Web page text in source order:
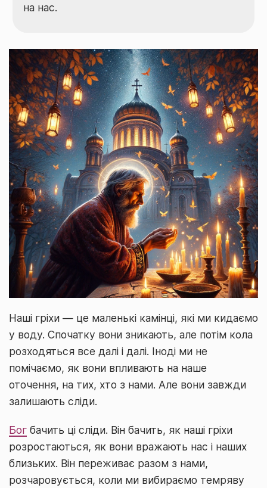
на нас.
Наші гріхи — це маленькі камінці, які ми кидаємо
у воду. Спочатку вони зникають, але потім кола
розходяться все далі і далі. Іноді ми не
помічаємо, як вони впливають на наше
оточення, на тих, хто з нами. Але вони завжди
залишають сліди.
Бог бачить ці сліди. Він бачить, як наші гріхи
розростаються, як вони вражають нас і наших
близьких. Він переживає разом з нами,
розчаровується, коли ми вибираємо темряву